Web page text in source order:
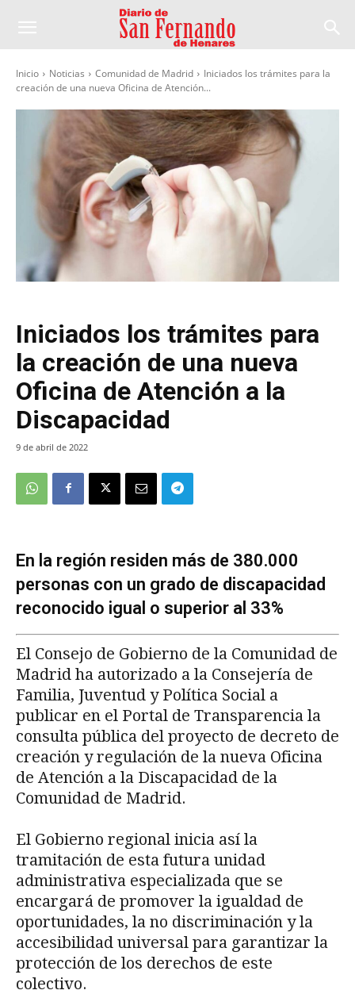
Inicio Noticias Comunidad de Madrid
Iniciados los trámites para la
creación de una nueva Oficina de Atención...
Iniciados los trámites para
la creación de una nueva
Oficina de Atención a la
Discapacidad
9 de abril de 2022
En la región residen más de 380.000
personas con un grado de discapacidad
reconocido igual o superior al 33%
El Consejo de Gobierno de la Comunidad de
Madrid ha autorizado a la Consejería de
Familia, Juventud y Política Social a
publicar en el Portal de Transparencia la
consulta pública del proyecto de decreto de
creación y regulación de la nueva Oficina
de Atención a la Discapacidad de la
Comunidad de Madrid.
El Gobierno regional inicia así la
tramitación de esta futura unidad
administrativa especializada que se
encargará de promover la igualdad de
oportunidades, la no discriminación y la
accesibilidad universal para garantizar la
protección de los derechos de este
colectivo.